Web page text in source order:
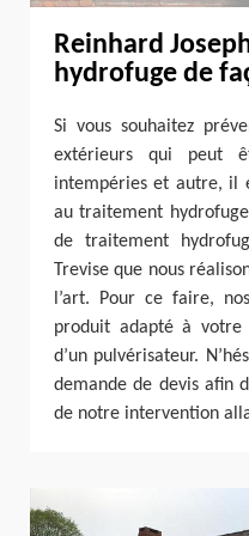
Reinhard
hydrofuge de
Si vous souhaitez
extérieurs qui peut
intempéries et autre, il
au traitement
de traitement
Trevise que nous
l’art. Pour ce faire,
produit adapté à votre
d’un pulvérisateur.
demande de devis afin
de notre intervention